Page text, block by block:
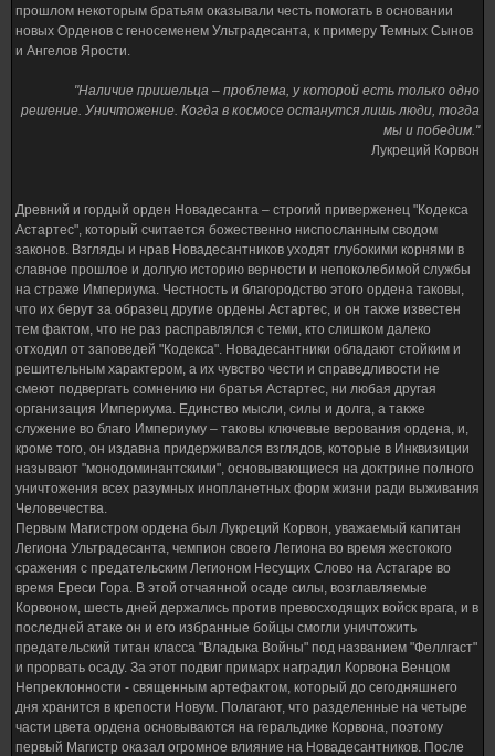
прошлом некоторым братьям оказывали честь помогать в основании
новых Орденов с геносеменем Ультрадесанта, к примеру Темных Сынов
и Ангелов Ярости.
"Наличие пришельца – проблема, у которой есть только одно
решение. Уничтожение. Когда в космосе останутся лишь люди, тогда
мы и победим."
Лукреций Корвон
Древний и гордый орден Новадесанта – строгий приверженец "Кодекса
Астартес", который считается божественно ниспосланным сводом
законов. Взгляды и нрав Новадесантников уходят глубокими корнями в
славное прошлое и долгую историю верности и непоколебимой службы
на страже Империума. Честность и благородство этого ордена таковы,
что их берут за образец другие ордены Астартес, и он также известен
тем фактом, что не раз расправлялся с теми, кто слишком далеко
отходил от заповедей "Кодекса". Новадесантники обладают стойким и
решительным характером, а их чувство чести и справедливости не
смеют подвергать сомнению ни братья Астартес, ни любая другая
организация Империума. Единство мысли, силы и долга, а также
служение во благо Империуму – таковы ключевые верования ордена, и,
кроме того, он издавна придерживался взглядов, которые в Инквизиции
называют "монодоминантскими", основывающиеся на доктрине полного
уничтожения всех разумных инопланетных форм жизни ради выживания
Человечества.
Первым Магистром ордена был Лукреций Корвон, уважаемый капитан
Легиона Ультрадесанта, чемпион своего Легиона во время жестокого
сражения с предательским Легионом Несущих Слово на Астагаре во
время Ереси Гора. В этой отчаянной осаде силы, возглавляемые
Корвоном, шесть дней держались против превосходящих войск врага, и в
последней атаке он и его избранные бойцы смогли уничтожить
предательский титан класса "Владыка Войны" под названием "Феллгаст"
и прорвать осаду. За этот подвиг примарх наградил Корвона Венцом
Непреклонности - священным артефактом, который до сегодняшнего
дня хранится в крепости Новум. Полагают, что разделенные на четыре
части цвета ордена основываются на геральдике Корвона, поэтому
первый Магистр оказал огромное влияние на Новадесантников. После